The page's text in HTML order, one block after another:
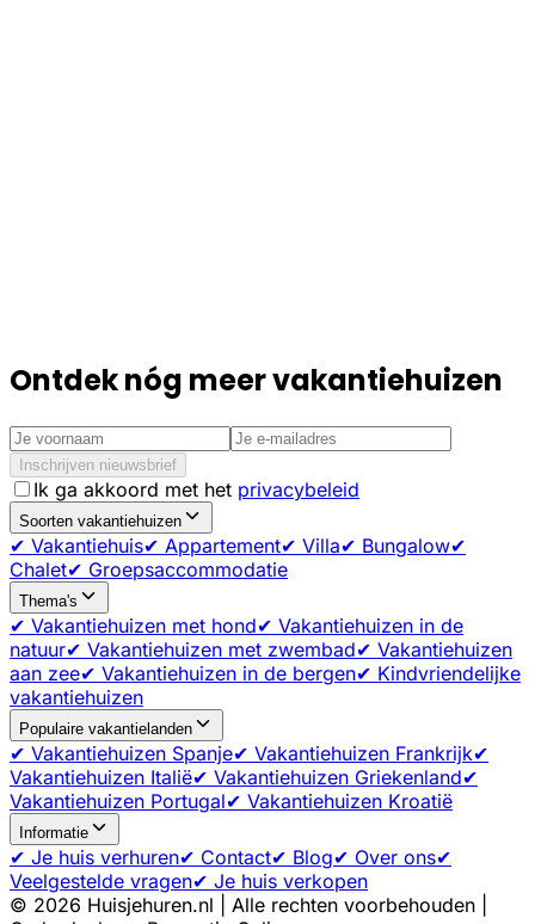
Ontdek nóg meer vakantiehuizen
Inschrijven nieuwsbrief
Ik ga akkoord met het privacybeleid
Soorten vakantiehuizen
✔ Vakantiehuis✔ Appartement✔ Villa✔ Bungalow✔
Chalet✔ Groepsaccommodatie
Thema's
✔ Vakantiehuizen met hond✔ Vakantiehuizen in de
natuur✔ Vakantiehuizen met zwembad✔ Vakantiehuizen
aan zee✔ Vakantiehuizen in de bergen✔ Kindvriendelijke
vakantiehuizen
Populaire vakantielanden
✔ Vakantiehuizen Spanje✔ Vakantiehuizen Frankrijk✔
Vakantiehuizen Italië✔ Vakantiehuizen Griekenland✔
Vakantiehuizen Portugal✔ Vakantiehuizen Kroatië
Informatie
✔ Je huis verhuren✔ Contact✔ Blog✔ Over ons✔
Veelgestelde vragen✔ Je huis verkopen
© 2026 Huisjehuren.nl | Alle rechten voorbehouden |